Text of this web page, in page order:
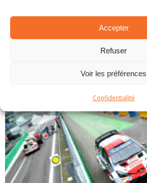
Accepter
Refuser
Voir les préférences
Confidentialité
l'European Rally Championship.
du champion sortant qui était à